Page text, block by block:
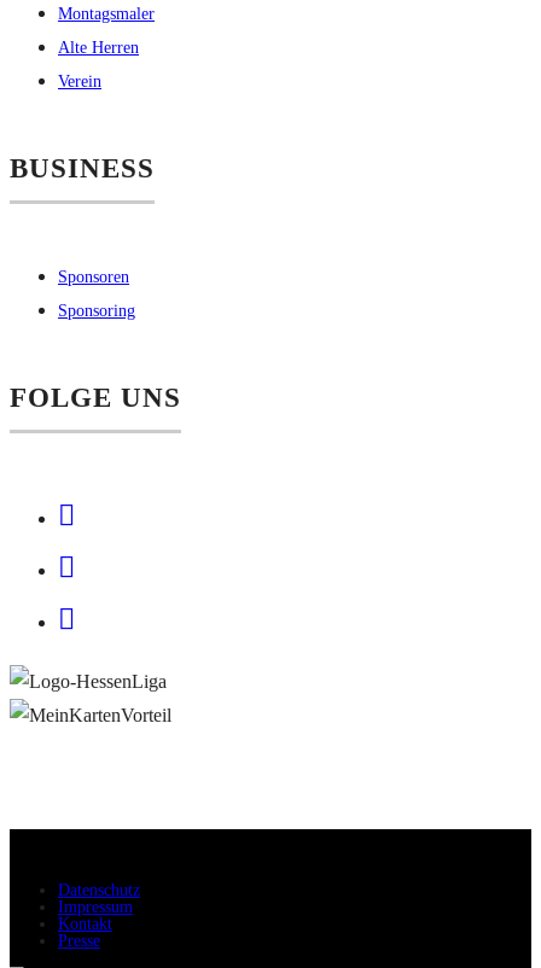
Montagsmaler
Alte Herren
Verein
BUSINESS
Sponsoren
Sponsoring
FOLGE UNS
Datenschutz
Impressum
Kontakt
Presse